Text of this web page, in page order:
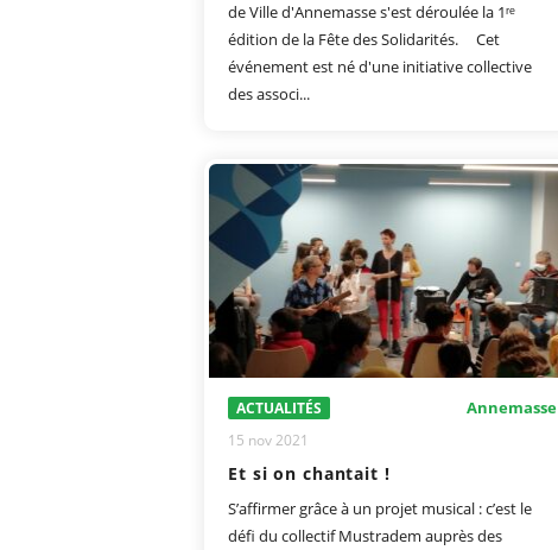
de Ville d'Annemasse s'est déroulée la 1ʳᵉ
édition de la Fête des Solidarités. Cet
événement est né d'une initiative collective
des associ...
ACTUALITÉS Annemasse
15 nov 2021
Et si on chantait !
S’affirmer grâce à un projet musical : c’est le
défi du collectif Mustradem auprès des